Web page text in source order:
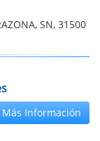
SN, 31500
Más Información